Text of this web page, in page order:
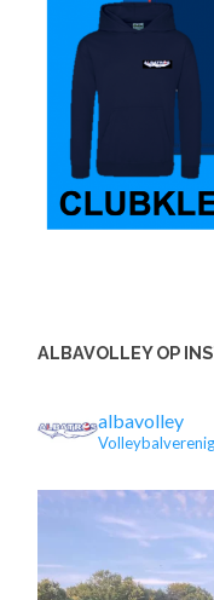
ALBAVOLLEY OP
albavolley